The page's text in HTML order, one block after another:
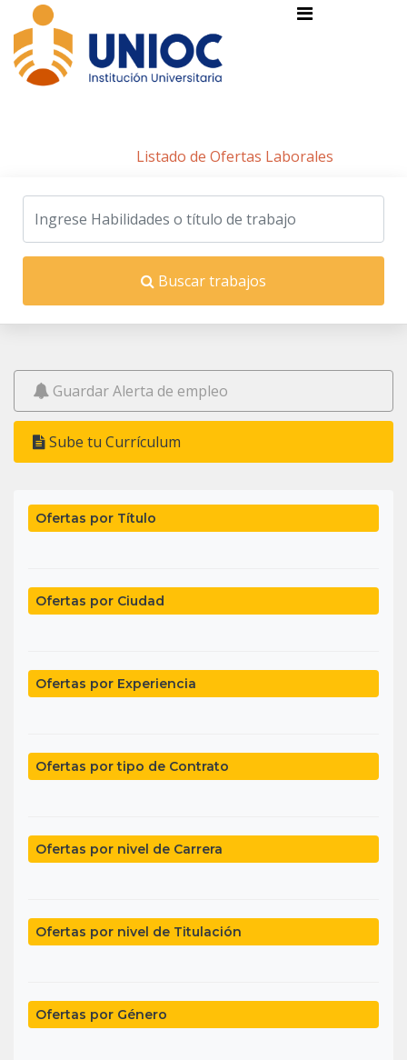
Listado de Ofertas Laborales
Buscar trabajos
Guardar Alerta de empleo
Sube tu Currículum
Ofertas por Título
Ofertas por Ciudad
Ofertas por Experiencia
Ofertas por tipo de Contrato
Ofertas por nivel de Carrera
Ofertas por nivel de Titulación
Ofertas por Género